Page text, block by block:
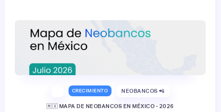
CRECIMIENTO NEOBANCOS 📲
🇲🇽 MAPA DE NEOBANCOS EN MÉXICO - 2026